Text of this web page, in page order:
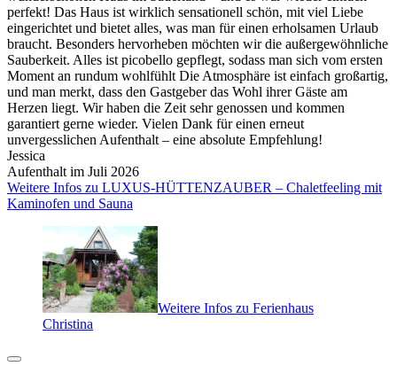
perfekt! Das Haus ist wirklich sensationell schön, mit viel Liebe
eingerichtet und bietet alles, was man für einen erholsamen Urlaub
braucht. Besonders hervorheben möchten wir die außergewöhnliche
Sauberkeit. Alles ist picobello gepflegt, sodass man sich vom ersten
Moment an rundum wohlfühlt Die Atmosphäre ist einfach großartig,
und man merkt, dass den Gastgeber das Wohl ihrer Gäste am
Herzen liegt. Wir haben die Zeit sehr genossen und kommen
garantiert gerne wieder. Vielen Dank für einen erneut
unvergesslichen Aufenthalt – eine absolute Empfehlung!
Jessica
Aufenthalt im Juli 2026
Weitere Infos zu LUXUS-HÜTTENZAUBER – Chaletfeeling mit
Kaminofen und Sauna
Weitere Infos zu Ferienhaus
Christina